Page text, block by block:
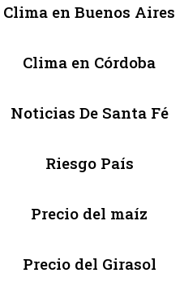
Clima en Buenos Aires
Clima en Córdoba
Noticias De Santa Fé
Riesgo País
Precio del maíz
Precio del Girasol